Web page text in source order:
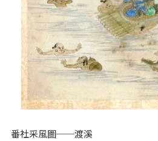
番社采風圖──渡溪